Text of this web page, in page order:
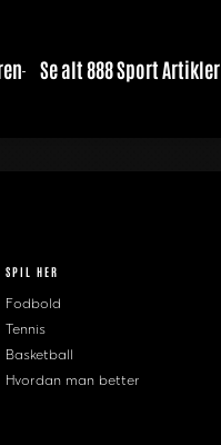
Se alt 888 Sport Artikler
SPIL HER
Fodbold
Tennis
Basketball
Hvordan man better